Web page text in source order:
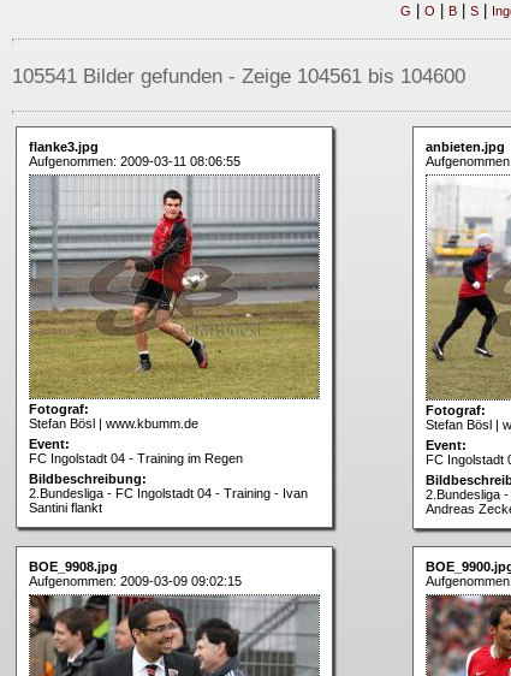
G O B| S|
105541 Bilder gefunden - Zeige 104561 bis 104600
flanke3.jpg
Aufgenommen: 2009-03-11 08:06:55
Fotograf:
Stefan Bösl | www.kbumm.de
Event:
FC Ingolstadt 04 - Training im Regen
Bildbeschreibung:
2.Bundesliga - FC Ingolstadt 04 - Training - Ivan
Santini flankt
anbieten.jpg
Fotograf:
Stefan Bösl |
Event:
FC Ingolstadt
2.Bundesliga
Andreas
BOE_9908.jpg
Aufgenommen: 2009-03-09 09:02:15